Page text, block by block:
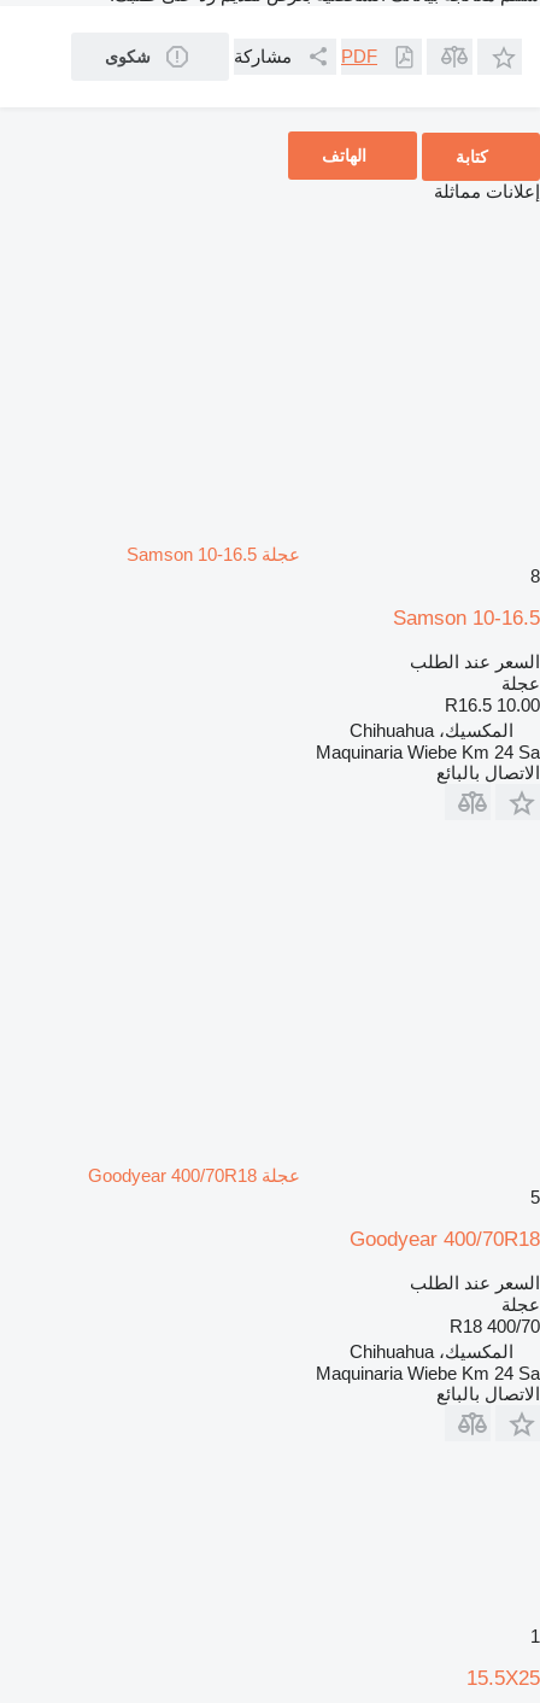
PDF مشاركة شكوى
كتابة الهاتف
إعلانات مماثلة
عجلة Samson 10-16.5
8
Samson 10-16.5
السعر عند الطلب
عجلة
10.00 R16.5
المكسيك، Chihuahua
Maquinaria Wiebe Km 24 Sa
الاتصال بالبائع
عجلة Goodyear 400/70R18
5
Goodyear 400/70R18
السعر عند الطلب
عجلة
400/70 R18
المكسيك، Chihuahua
Maquinaria Wiebe Km 24 Sa
الاتصال بالبائع
1
15.5X25